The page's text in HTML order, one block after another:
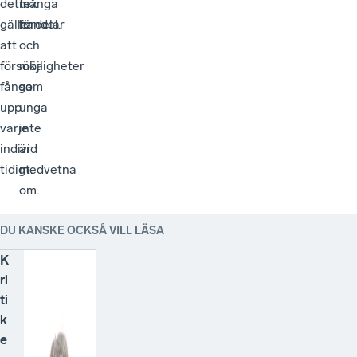
det
gäller
att
försöka
fånga
upp
varje
individ
tidigt.
tex
handel.
många
fördelar
och
möjligheter
som
unga
inte
är
medvetna
om.
DU KANSKE OCKSÅ VILL LÄSA
K
ri
ti
k
e